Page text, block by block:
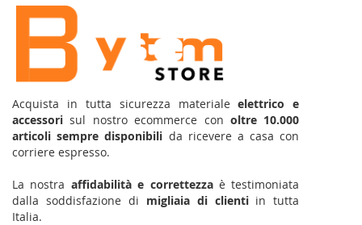
Acquista in tutta sicurezza materialeelettrico e
accessori sul nostro ecommerce con oltre 10.000
articoli sempre disponibili da ricevere a casa con
corriere espresso.
La nostra affidabilità e correttezzaè testimoniata
dalla soddisfazione di migliaia di clientiin tutta
Italia.